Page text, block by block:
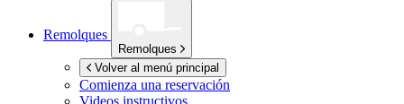
Remolques
Remolques
Volver al menú principal
Comienza una reservación